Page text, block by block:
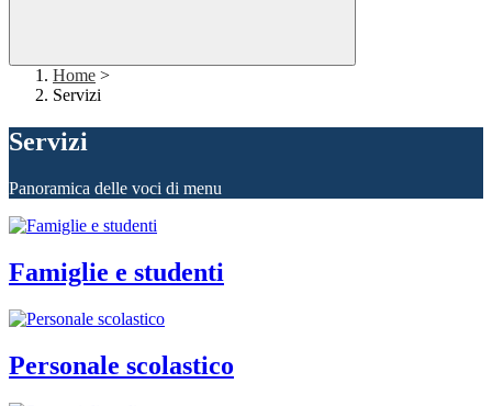
Home >
Servizi
Servizi
Panoramica delle voci di menu
Famiglie e studenti
Personale scolastico